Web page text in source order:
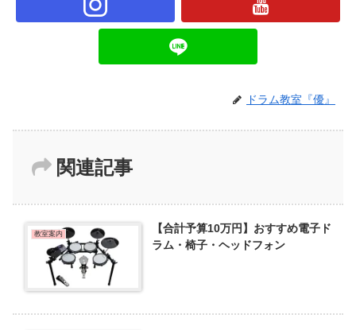
ドラム教室『優』
関連記事
教室案内
【合計予算10万円】おすすめ電子ド
ラム・椅子・ヘッドフォン